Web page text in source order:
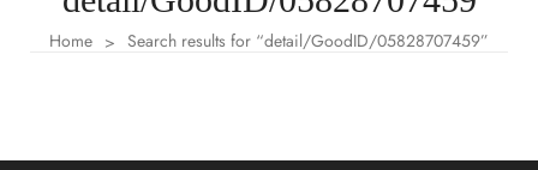
Home > Search results for “detail/GoodID/05828707459”